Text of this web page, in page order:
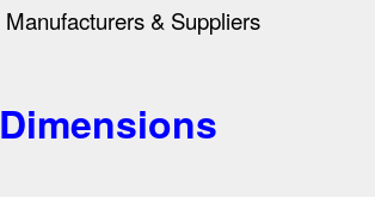
Dimensions